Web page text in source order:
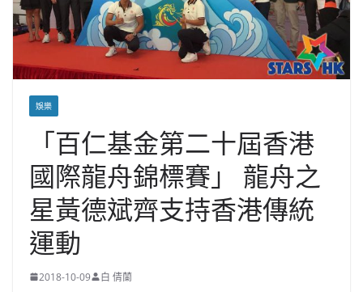
娛樂
「百仁基金第二十屆香港
國際龍舟錦標賽」 龍舟之
星黃德斌齊支持香港傳統
運動
2018-10-09 白 倩蘭